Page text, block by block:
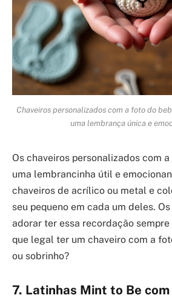
Chaveiros personalizados com a foto do
uma lembrança única e
Os chaveiros personalizados com
uma lembrancinha útil e
chaveiros de acrílico ou metal e
seu pequeno em cada um deles.
adorar ter essa recordação
que legal ter um chaveiro com a
ou sobrinho?
7. Latinhas Mint to Be